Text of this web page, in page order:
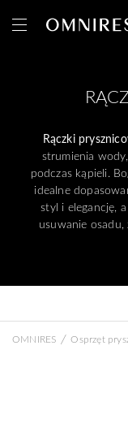
Rączki
strumienia
podczas kąpieli.
idealne
styl i elegancję,
usuwanie osadu,
OMNIRES / Osprzęt